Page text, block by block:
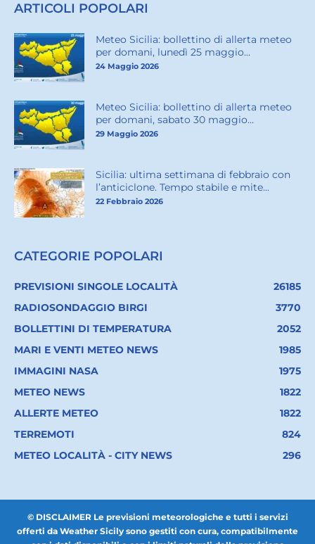
ARTICOLI POPOLARI
Meteo Sicilia: bollettino di allerta meteo
per domani, lunedì 25 maggio...
24 Maggio 2026
Meteo Sicilia: bollettino di allerta meteo
per domani, sabato 30 maggio...
29 Maggio 2026
Sicilia: ultima settimana di febbraio con
l’anticiclone. Tempo stabile e mite...
22 Febbraio 2026
CATEGORIE POPOLARI
PREVISIONI SINGOLE LOCALITÀ
26185
RADIOSONDAGGIO BIRGI
3770
BOLLETTINI DI TEMPERATURA
2052
MARI E VENTI METEO NEWS
1985
IMMAGINI NASA
1975
METEO NEWS
1822
ALLERTE METEO
1822
TERREMOTI
824
METEO LOCALITÀ - CITY NEWS
296
© DISCLAIMER Le previsioni meteorologiche e tutti i servizi
offerti da Weather Sicily sono gestiti con cura, compatibilmente